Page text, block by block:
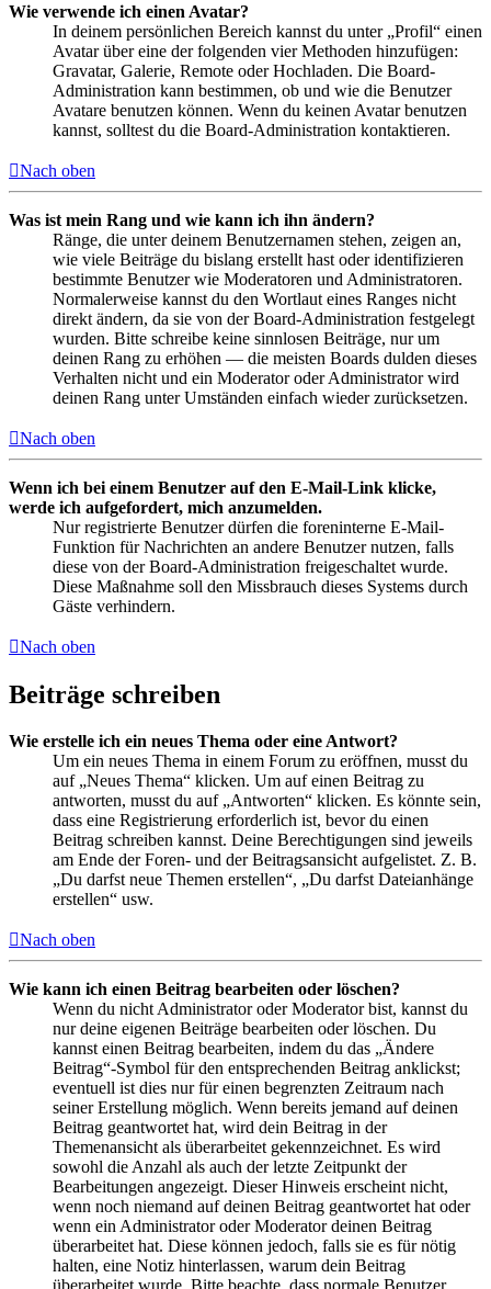
Wie verwende ich einen Avatar?
In deinem persönlichen Bereich kannst du unter „Profil“ einen
Avatar über eine der folgenden vier Methoden hinzufügen:
Gravatar, Galerie, Remote oder Hochladen. Die Board-
Administration kann bestimmen, ob und wie die Benutzer
Avatare benutzen können. Wenn du keinen Avatar benutzen
kannst, solltest du die Board-Administration kontaktieren.
Nach oben
Was ist mein Rang und wie kann ich ihn ändern?
Ränge, die unter deinem Benutzernamen stehen, zeigen an,
wie viele Beiträge du bislang erstellt hast oder identifizieren
bestimmte Benutzer wie Moderatoren und Administratoren.
Normalerweise kannst du den Wortlaut eines Ranges nicht
direkt ändern, da sie von der Board-Administration festgelegt
wurden. Bitte schreibe keine sinnlosen Beiträge, nur um
deinen Rang zu erhöhen — die meisten Boards dulden dieses
Verhalten nicht und ein Moderator oder Administrator wird
deinen Rang unter Umständen einfach wieder zurücksetzen.
Nach oben
Wenn ich bei einem Benutzer auf den E-Mail-Link klicke,
werde ich aufgefordert, mich anzumelden.
Nur registrierte Benutzer dürfen die foreninterne E-Mail-
Funktion für Nachrichten an andere Benutzer nutzen, falls
diese von der Board-Administration freigeschaltet wurde.
Diese Maßnahme soll den Missbrauch dieses Systems durch
Gäste verhindern.
Nach oben
Beiträge schreiben
Wie erstelle ich ein neues Thema oder eine Antwort?
Um ein neues Thema in einem Forum zu eröffnen, musst du
auf „Neues Thema“ klicken. Um auf einen Beitrag zu
antworten, musst du auf „Antworten“ klicken. Es könnte sein,
dass eine Registrierung erforderlich ist, bevor du einen
Beitrag schreiben kannst. Deine Berechtigungen sind jeweils
am Ende der Foren- und der Beitragsansicht aufgelistet. Z. B.
„Du darfst neue Themen erstellen“, „Du darfst Dateianhänge
erstellen“ usw.
Nach oben
Wie kann ich einen Beitrag bearbeiten oder löschen?
Wenn du nicht Administrator oder Moderator bist, kannst du
nur deine eigenen Beiträge bearbeiten oder löschen. Du
kannst einen Beitrag bearbeiten, indem du das „Ändere
Beitrag“-Symbol für den entsprechenden Beitrag anklickst;
eventuell ist dies nur für einen begrenzten Zeitraum nach
seiner Erstellung möglich. Wenn bereits jemand auf deinen
Beitrag geantwortet hat, wird dein Beitrag in der
Themenansicht als überarbeitet gekennzeichnet. Es wird
sowohl die Anzahl als auch der letzte Zeitpunkt der
Bearbeitungen angezeigt. Dieser Hinweis erscheint nicht,
wenn noch niemand auf deinen Beitrag geantwortet hat oder
wenn ein Administrator oder Moderator deinen Beitrag
überarbeitet hat. Diese können jedoch, falls sie es für nötig
halten, eine Notiz hinterlassen, warum dein Beitrag
überarbeitet wurde. Bitte beachte, dass normale Benutzer